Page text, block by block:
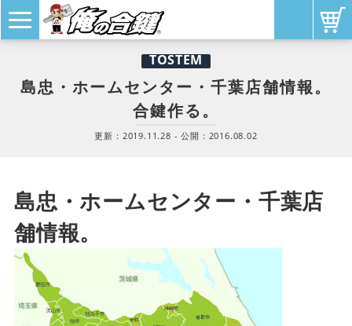
TOSTEM
島忠・ホームセンター・千葉店舗情報。
合鍵作る。
更新： 2019.11.28 - 公開： 2016.08.02
島忠・ホームセンター・千葉店
舗情報。